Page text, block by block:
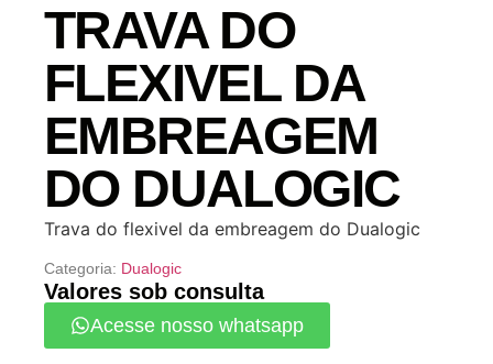
TRAVA DO
FLEXIVEL DA
EMBREAGEM
DO DUALOGIC
Trava do flexivel da embreagem do Dualogic
Categoria: Dualogic
Valores sob consulta
Acesse nosso whatsapp